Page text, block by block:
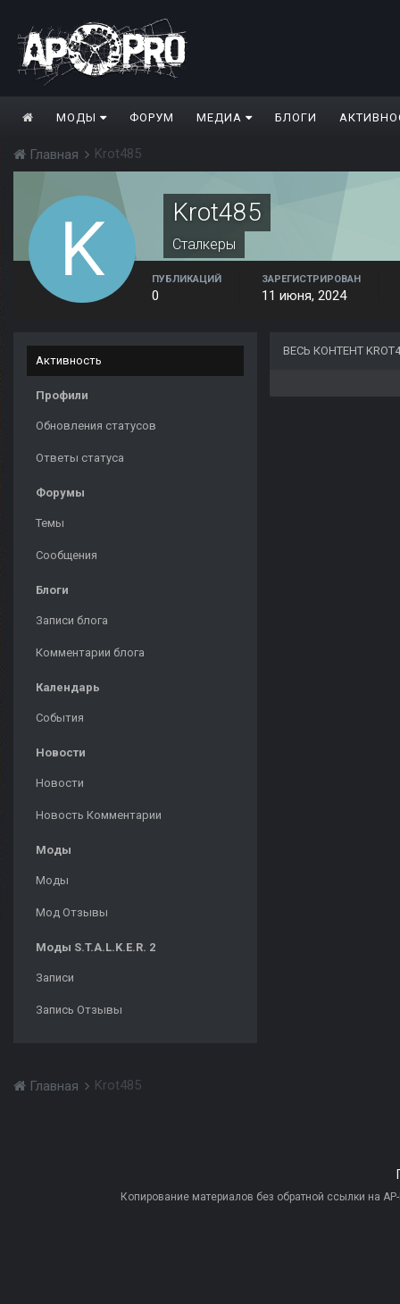
МОДЫ ФОРУМ МЕДИА БЛОГИ
Главная Krot485
Krot485
Сталкеры
ПУБЛИКАЦИЙ
0
ЗАРЕГИСТРИРОВАН
11 июня, 2024
Активность
Профили
Обновления статусов
Ответы статуса
Форумы
Темы
Сообщения
Блоги
Записи блога
Комментарии блога
Календарь
События
Новости
Новости
Новость Комментарии
Моды
Моды
Мод Отзывы
Моды S.T.A.L.K.E.R. 2
Записи
Запись Отзывы
ВЕСЬ КОНТЕНТ
Главная Krot485
Копирование материалов без обратной ссылки на